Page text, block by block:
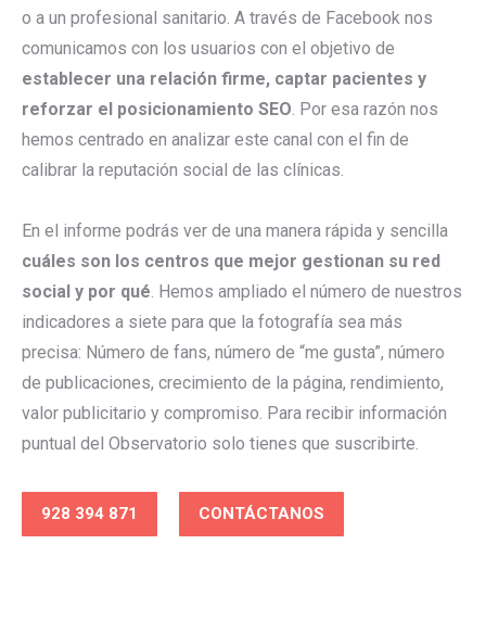
o a un profesional sanitario. A través de Facebook nos
comunicamos con los usuarios con el objetivo de
establecer una relación firme, captar pacientes y
reforzar el posicionamiento SEO. Por esa razón nos
hemos centrado en analizar este canal con el fin de
calibrar la reputación social de las clínicas.
En el informe podrás ver de una manera rápida y sencilla
cuáles son los centros que mejor gestionan su red
social y por qué. Hemos ampliado el número de nuestros
indicadores a siete para que la fotografía sea más
precisa: Número de fans, número de “me gusta”, número
de publicaciones, crecimiento de la página, rendimiento,
valor publicitario y compromiso. Para recibir información
puntual del Observatorio solo tienes que suscribirte.
928 394 871 CONTÁCTANOS